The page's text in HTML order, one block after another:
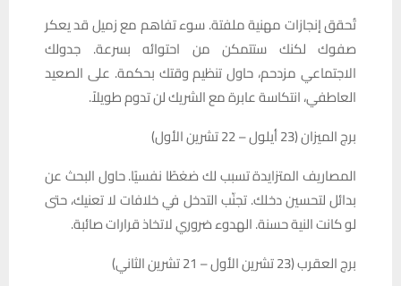
تُحقق إنجازات مهنية ملفتة. سوء تفاهم مع زميل قد يعكر
صفوك لكنك ستتمكن من احتوائه بسرعة. جدولك
الاجتماعي مزدحم، حاول تنظيم وقتك بحكمة. على الصعيد
العاطفي، انتكاسة عابرة مع الشريك لن تدوم طويلاً.
برج الميزان (23 أيلول – 22 تشرين الأول)
المصاريف المتزايدة تسبب لك ضغطًا نفسيًا. حاول البحث عن
بدائل لتحسين دخلك. تجنّب التدخل في خلافات لا تعنيك، حتى
لو كانت النية حسنة. الهدوء ضروري لاتخاذ قرارات صائبة.
برج العقرب (23 تشرين الأول – 21 تشرين الثاني)